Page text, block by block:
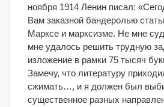
ноября 1914 Ленин писал:
Вам заказной бандеролью
Марксе и марксизме. Не мне
мне удалось решить трудную
изложение в рамки 75 тысяч
Замечу, что литературу
сжимать…, и я должен был
существенное разных